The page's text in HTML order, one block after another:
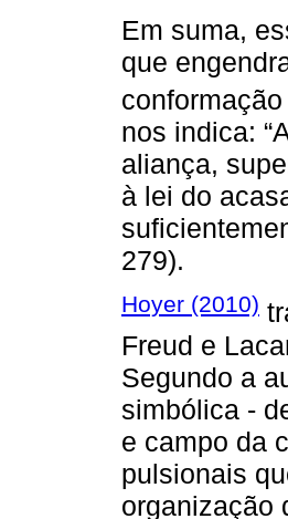
Em suma,
que
nos indica:
aliança,
à lei do
279).
Hoyer (2010)
Freud e
Segundo a
simbólica -
e campo da
pulsionais
organização